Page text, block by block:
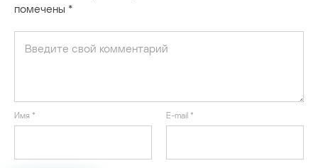
помечены *
Имя * E-mail *